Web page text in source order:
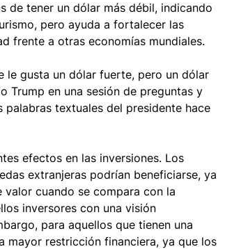
de tener un dólar más débil, indicando
pero ayuda a fortalecer las
frente a otras economías mundiales.
le gusta un dólar fuerte, pero un dólar
Trump en una sesión de preguntas y
palabras textuales del presidente hace
efectos en las inversiones. Los
extranjeras podrían beneficiarse, ya
cuando se compara con la
inversores con una visión
para aquellos que tienen una
mayor restricción financiera, ya que los